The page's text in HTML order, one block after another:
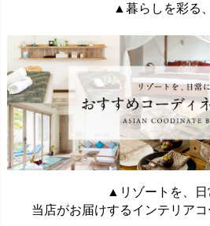
▲暮らしを彩る
▲リゾートを、日
当店がお届けするインテリアコ